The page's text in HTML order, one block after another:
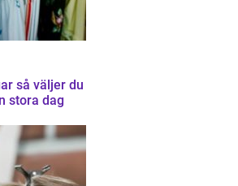
du
stora dag